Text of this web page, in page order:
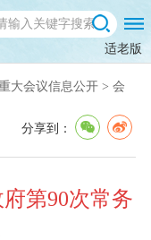
适老版
大会议信息公开 > 会
分享到：
第90次常务